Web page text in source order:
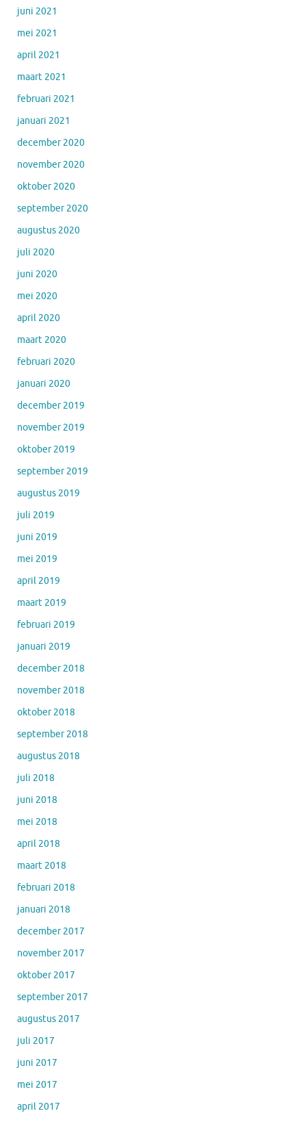
juni 2021
mei 2021
april 2021
maart 2021
februari 2021
januari 2021
december 2020
november 2020
oktober 2020
september 2020
augustus 2020
juli 2020
juni 2020
mei 2020
april 2020
maart 2020
februari 2020
januari 2020
december 2019
november 2019
oktober 2019
september 2019
augustus 2019
juli 2019
juni 2019
mei 2019
april 2019
maart 2019
februari 2019
januari 2019
december 2018
november 2018
oktober 2018
september 2018
augustus 2018
juli 2018
juni 2018
mei 2018
april 2018
maart 2018
februari 2018
januari 2018
december 2017
november 2017
oktober 2017
september 2017
augustus 2017
juli 2017
juni 2017
mei 2017
april 2017